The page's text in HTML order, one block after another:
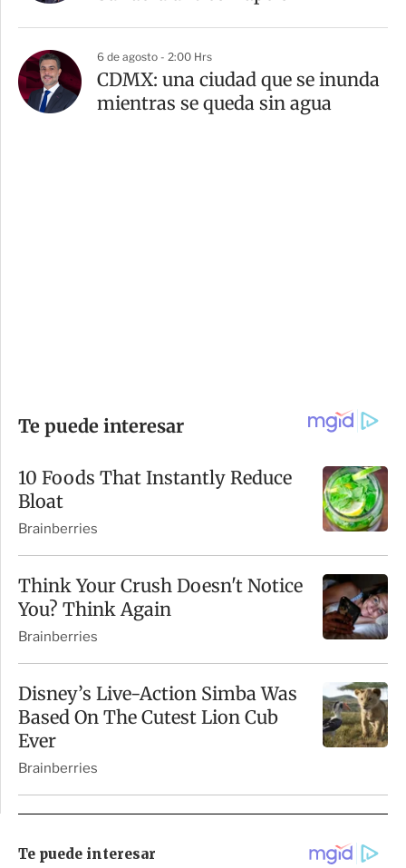
6 de agosto - 2:00 Hrs
CDMX: una ciudad que se inunda
mientras se queda sin agua